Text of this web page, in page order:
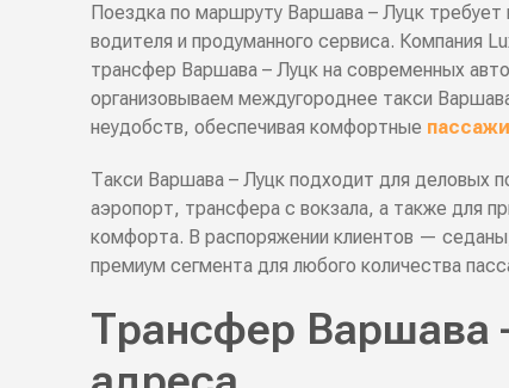
Поездка по маршруту Варшава – Луцк требует
водителя и продуманного сервиса. Компания
трансфер Варшава – Луцк на современных
организовываем междугороднее такси
неудобств, обеспечивая комфортные
Такси Варшава – Луцк подходит для деловых
аэропорт, трансфера с вокзала, а также для
комфорта. В распоряжении клиентов —
премиум сегмента для любого количества
Трансфер Варшава